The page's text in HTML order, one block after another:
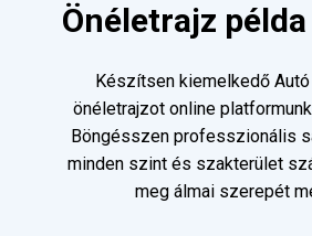
Önéletrajz
Készítsen kiemelkedő
önéletrajzot online
Böngésszen professzionális
minden szint és szakterület
meg álmai szerepét